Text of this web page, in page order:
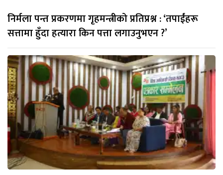
निर्मला पन्त प्रकरणमा गृहमन्त्रीको प्रतिप्रश्न : ‘तपाईंहरू
सत्तामा हुँदा हत्यारा किन पत्ता लगाउनुभएन ?’